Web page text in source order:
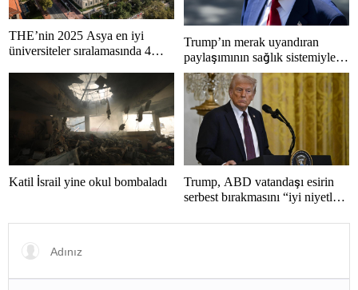
THE’nin 2025 Asya en iyi
üniversiteler sıralamasında 4
Trump’ın merak uyandıran
paylaşımının sağlık sistemiyle
ilgili kararname olduğu anlaşıldı
Katil İsrail yine okul bombaladı
Trump, ABD vatandaşı esirin
serbest bırakmasını “iyi niyetle
değerlendirdi